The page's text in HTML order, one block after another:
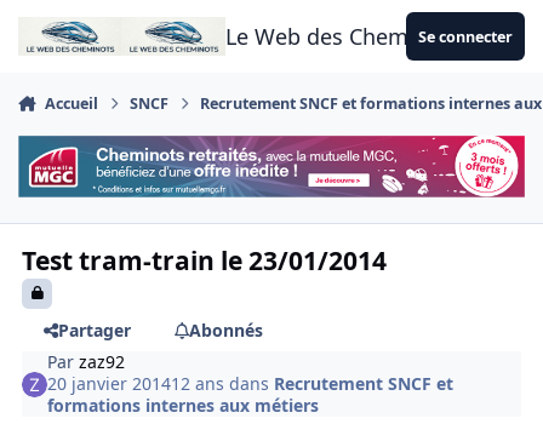
Aller au contenu
Le Web des CheminotsSe connecter
Accueil SNCF Recrutement SNCF et formations internes
Test tram-train le 23/01/2014
Partager
Abonnés
Parzaz92
20 janvier 201412 ans dans Recrutement SNCF et
formations internes aux métiers